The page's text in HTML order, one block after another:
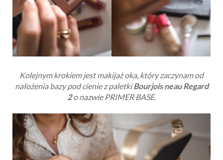
Kolejnym krokiem jest makijaż oka, który zaczynam od
nałożenia bazy pod cienie z paletkiBourjoisneau Regard
2o nazwie PRIMER BASE.